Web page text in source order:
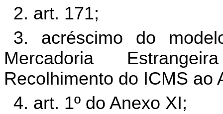
2. art. 171;
3. acréscimo do
Mercadoria
Recolhimento do ICMS ao
4. art. 1º do Anexo XI;